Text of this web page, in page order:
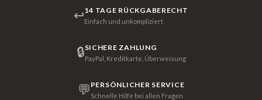
↩14 TAGE RÜCKGABERECHT
Einfach und unkompliziert
🔒SICHERE ZAHLUNG
PayPal, Kreditkarte, Überweisung
💬 PERSÖNLICHER SERVICE
Schnelle Hilfe bei allen Fragen